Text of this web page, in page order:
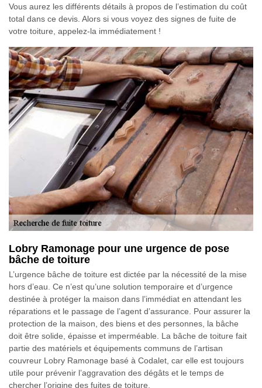
Vous aurez les différents détails à propos de l’estimation du coût
total dans ce devis. Alors si vous voyez des signes de fuite de
votre toiture, appelez-la immédiatement !
Lobry Ramonage pour une urgence de pose
bâche de toiture
L’urgence bâche de toiture est dictée par la nécessité de la mise
hors d’eau. Ce n’est qu’une solution temporaire et d’urgence
destinée à protéger la maison dans l’immédiat en attendant les
réparations et le passage de l’agent d’assurance. Pour assurer la
protection de la maison, des biens et des personnes, la bâche
doit être solide, épaisse et imperméable. La bâche de toiture fait
partie des matériels et équipements communs de l’artisan
couvreur Lobry Ramonage basé à Codalet, car elle est toujours
utile pour prévenir l’aggravation des dégâts et le temps de
chercher l’origine des fuites de toiture.